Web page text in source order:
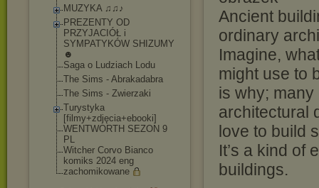
MUZYKA ♫♫♪
PREZENTY OD
PRZYJACIÓŁ i
SYMPATYKÓW SHIZUMY
☻
Saga o Ludziach Lodu
The Sims - Abrakadabra
The Sims - Zwierzaki
Turystyka
[filmy+zdjęcia+ebooki]
WENTWORTH SEZON 9
PL
Witcher Corvo Bianco
komiks 2024 eng
zachomikowane
Ancient
ordinary
Imagine,
might use to
is why;
architectural
love to build
It’s a kind of
buildings.